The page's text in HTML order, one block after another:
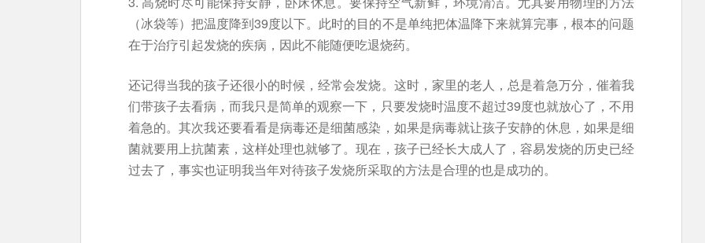
（冰袋等）把温度降到39度以下。此时的目的不是单纯把体温降下来就算完事，根本的问题
在于治疗引起发烧的疾病，因此不能随便吃退烧药。
还记得当我的孩子还很小的时候，经常会发烧。这时，家里的老人，总是着急万分，催着我
们带孩子去看病，而我只是简单的观察一下，只要发烧时温度不超过39度也就放心了，不用
着急的。其次我还要看看是病毒还是细菌感染，如果是病毒就让孩子安静的休息，如果是细
菌就要用上抗菌素，这样处理也就够了。现在，孩子已经长大成人了，容易发烧的历史已经
过去了，事实也证明我当年对待孩子发烧所采取的方法是合理的也是成功的。